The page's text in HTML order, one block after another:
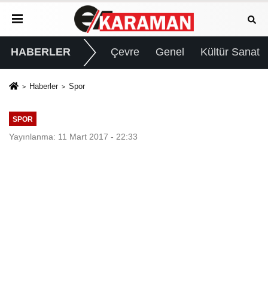
HABERLER Çevre Genel Kültür Sanat
Haberler Spor
SPOR
Yayınlanma: 11 Mart 2017 - 22:33